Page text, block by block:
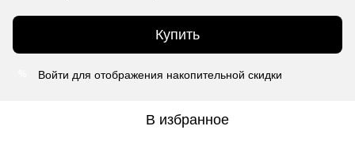
Купить
Войти для отображения накопительной скидки
В избранное